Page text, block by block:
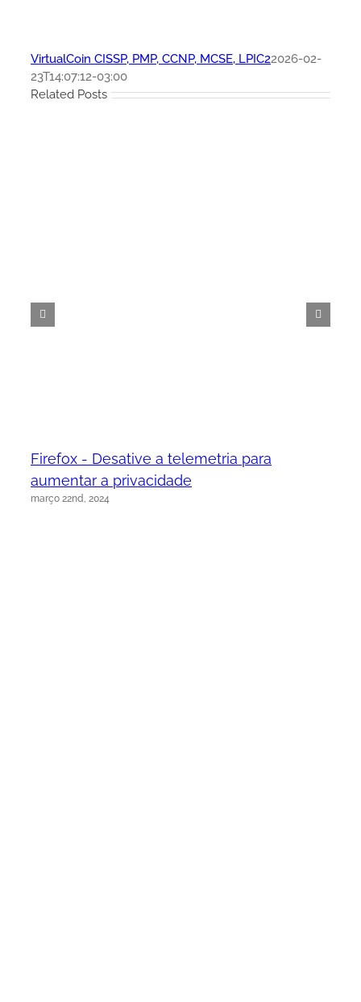
VirtualCoin CISSP, PMP, CCNP, MCSE, LPIC22026-02-
23T14:07:12-03:00
Related Posts
Firefox - Desative a telemetria para
aumentar a privacidade
março 22nd, 2024